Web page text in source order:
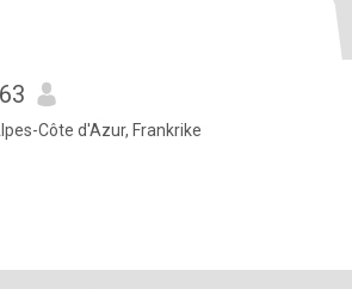
Côte d'Azur, Frankrike